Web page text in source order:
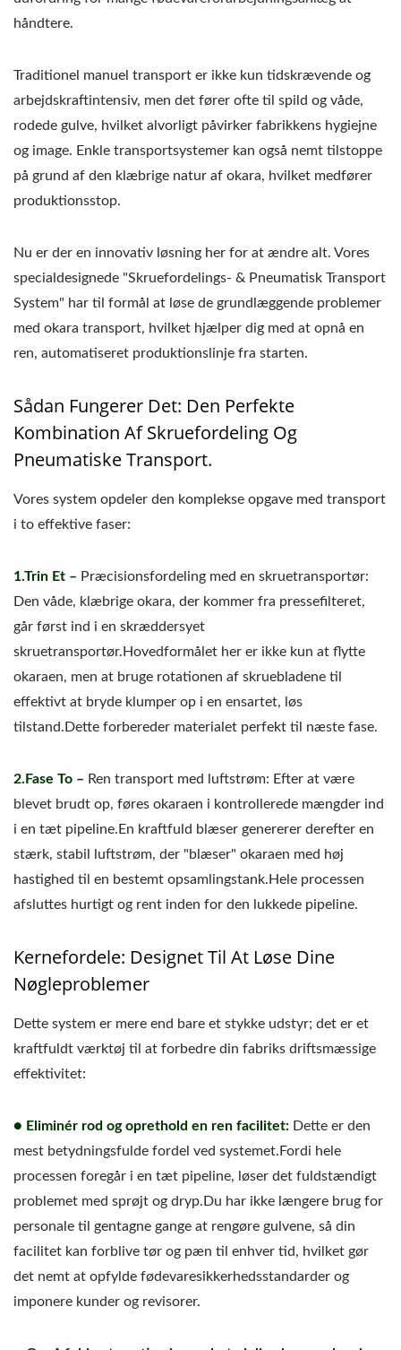
håndtere.
Traditionel manuel transport er ikke kun tidskrævende og
arbejdskraftintensiv, men det fører ofte til spild og våde,
rodede gulve, hvilket alvorligt påvirker fabrikkens hygiejne
og image. Enkle transportsystemer kan også nemt tilstoppe
på grund af den klæbrige natur af okara, hvilket medfører
produktionsstop.
Nu er der en innovativ løsning her for at ændre alt. Vores
specialdesignede "Skruefordelings- & Pneumatisk Transport
System" har til formål at løse de grundlæggende problemer
med okara transport, hvilket hjælper dig med at opnå en
ren, automatiseret produktionslinje fra starten.
Sådan Fungerer Det: Den Perfekte
Kombination Af Skruefordeling Og
Pneumatiske Transport.
Vores system opdeler den komplekse opgave med transport
i to effektive faser:
1.Trin Et – Præcisionsfordeling med en skruetransportør:
Den våde, klæbrige okara, der kommer fra pressefilteret,
går først ind i en skræddersyet
skruetransportør.Hovedformålet her er ikke kun at flytte
okaraen, men at bruge rotationen af skruebladene til
effektivt at bryde klumper op i en ensartet, løs
tilstand.Dette forbereder materialet perfekt til næste fase.
2.Fase To – Ren transport med luftstrøm: Efter at være
blevet brudt op, føres okaraen i kontrollerede mængder ind
i en tæt pipeline.En kraftfuld blæser genererer derefter en
stærk, stabil luftstrøm, der "blæser" okaraen med høj
hastighed til en bestemt opsamlingstank.Hele processen
afsluttes hurtigt og rent inden for den lukkede pipeline.
Kernefordele: Designet Til At Løse Dine
Nøgleproblemer
Dette system er mere end bare et stykke udstyr; det er et
kraftfuldt værktøj til at forbedre din fabriks driftsmæssige
effektivitet:
● Eliminér rod og oprethold en ren facilitet: Dette er den
mest betydningsfulde fordel ved systemet.Fordi hele
processen foregår i en tæt pipeline, løser det fuldstændigt
problemet med sprøjt og dryp.Du har ikke længere brug for
personale til gentagne gange at rengøre gulvene, så din
facilitet kan forblive tør og pæn til enhver tid, hvilket gør
det nemt at opfylde fødevaresikkerhedsstandarder og
imponere kunder og revisorer.